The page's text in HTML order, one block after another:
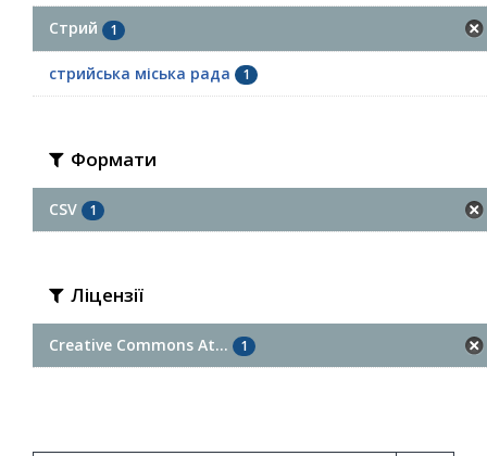
Стрий 1
стрийська міська рада 1
Формати
CSV 1
Ліцензії
Creative Commons At... 1